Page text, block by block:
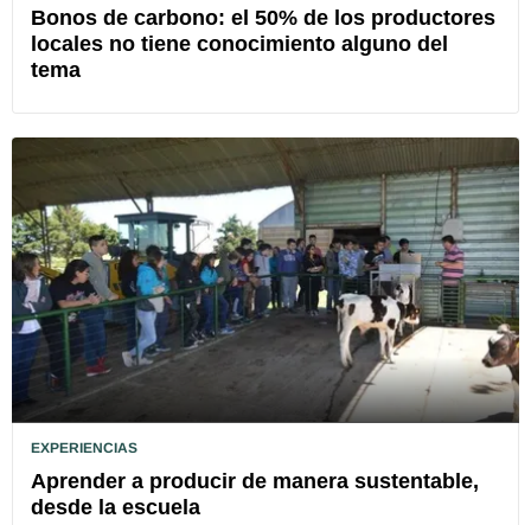
Bonos de carbono: el 50% de los productores
locales no tiene conocimiento alguno del
tema
EXPERIENCIAS
Aprender a producir de manera sustentable,
desde la escuela